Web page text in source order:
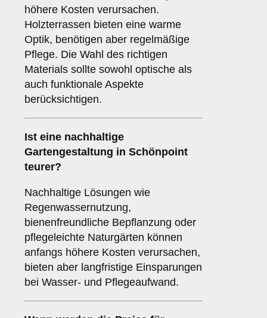
höhere Kosten verursachen.
Holzterrassen bieten eine warme
Optik, benötigen aber regelmäßige
Pflege. Die Wahl des richtigen
Materials sollte sowohl optische als
auch funktionale Aspekte
berücksichtigen.
Ist eine nachhaltige
Gartengestaltung in Schönpoint
teurer?
Nachhaltige Lösungen wie
Regenwassernutzung,
bienenfreundliche Bepflanzung oder
pflegeleichte Naturgärten können
anfangs höhere Kosten verursachen,
bieten aber langfristige Einsparungen
bei Wasser- und Pflegeaufwand.